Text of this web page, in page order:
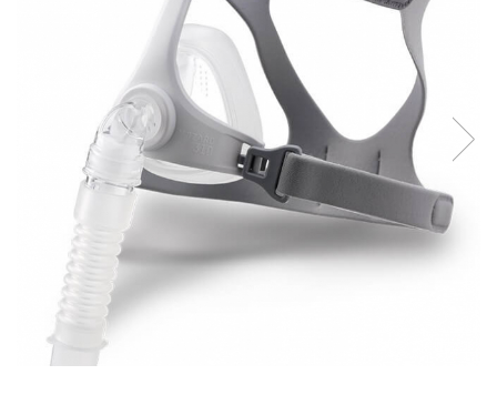
Masti Discontinued (Nu se mai
Blocare/ Fixare barbie
Preventie iritatia pielii
Huse dispozitive
Alimentatoare si baterii CPAP
Stocare si generare raport CPAP